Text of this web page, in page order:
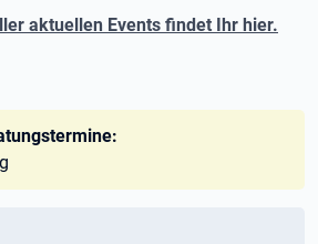
aktuellen Events findet Ihr hier.